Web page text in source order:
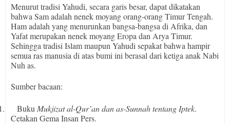
Menurut tradisi Yahudi, secara garis besar, dapat dikatakan
bahwa Sam adalah nenek moyang orang-orang Timur Tengah.
Ham adalah yang menurunkan bangsa-bangsa di Afrika, dan
Yafat merupakan nenek moyang Eropa dan Arya Timur.
Sehingga tradisi Islam maupun Yahudi sepakat bahwa hampir
semua ras manusia di atas bumi ini berasal dari ketiga anak Nabi
Nuh as.
Sumber bacaan:
Buku Mukjizat al-Qur’an dan as-Sunnah tentang Iptek.
Cetakan Gema Insan Pers.